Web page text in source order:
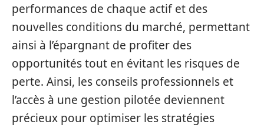
performances de chaque actif et des
nouvelles conditions du marché, permettant
ainsi à l’épargnant de profiter des
opportunités tout en évitant les risques de
perte. Ainsi, les conseils professionnels et
l’accès à une gestion pilotée deviennent
précieux pour optimiser les stratégies